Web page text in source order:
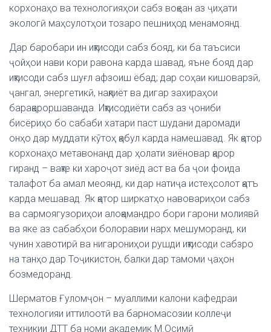
корхонаҳо ва технологияҳои сабз воқеан аз ҷиҳати
экологӣ маҳсулотҳои тозаро пешниҳод менамоянд.
Дар баробари ин иқтисоди сабз бояд, ки ба таъсиси
ҷойҳои нави кори равона карда шавад, яъне бояд дар
иқтисоди сабз шуғл афзоиш ёбад; дар соҳаи кишоварзӣ,
ҷангал, энергетикӣ, нақлиёт ва дигар захираҳои
барақароршаванда. Иқтисодиёти сабз аз ҷониби
бисёриҳо бо сабаби хатари паст шудани даромади
онҳо дар муддати кӯтоҳ қабул карда намешавад. Як қатор
корхонаҳо метавонанд дар ҳолати зиёновар қарор
гиранд – вақте ки хароҷот зиёд аст ва ба ҷои фоида
талафот ба амал меоянд, ки дар натиҷа истеҳсолот қатъ
карда мешавад. Як қатор ширкатҳо навовариҳои сабз
ва сармоягузориҳои алоқамандро бори гарони молиявӣ
ва яке аз сабабҳои болоравии нарх мешуморанд, ки
чунин хавотирӣ ва нигарониҳои рушди иқтисоди сабзро
на танҳо дар Тоҷикистон, балки дар тамоми ҷаҳон
бозмедоранд.
Шерматов Ғуломҷон – муаллими калони кафедраи
технологияи иттилоотӣ ва барномасозии коллеҷи
техникии ДТТ ба номи академик М.Осимӣ